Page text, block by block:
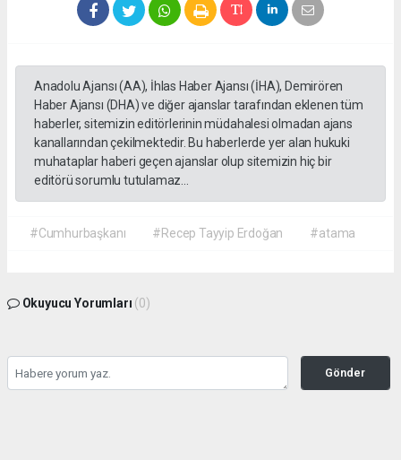
Anadolu Ajansı (AA), İhlas Haber Ajansı (İHA), Demirören
Haber Ajansı (DHA) ve diğer ajanslar tarafından eklenen tüm
haberler, sitemizin editörlerinin müdahalesi olmadan ajans
kanallarından çekilmektedir. Bu haberlerde yer alan hukuki
muhataplar haberi geçen ajanslar olup sitemizin hiç bir
editörü sorumlu tutulamaz...
#Cumhurbaşkanı #Recep Tayyip Erdoğan #atama
Okuyucu Yorumları (0)
Gönder